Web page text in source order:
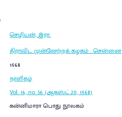
செழியன், இரா.
திராவிட முன்னேற்றக் கழகம்:சென்னை
1968
நாளிதழ்
Vol. 16, no. 56 (ஆகஸ்ட் 20, 1968)
கன்னிமாரா பொது நூலகம்